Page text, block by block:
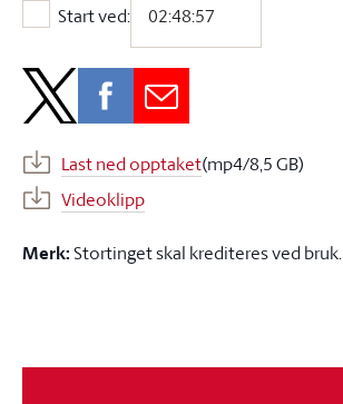
Start ved:
Start ved:
Last ned opptaket(mp4/8,5 GB)
Videoklipp
Merk:Stortinget skal krediteres ved bruk.